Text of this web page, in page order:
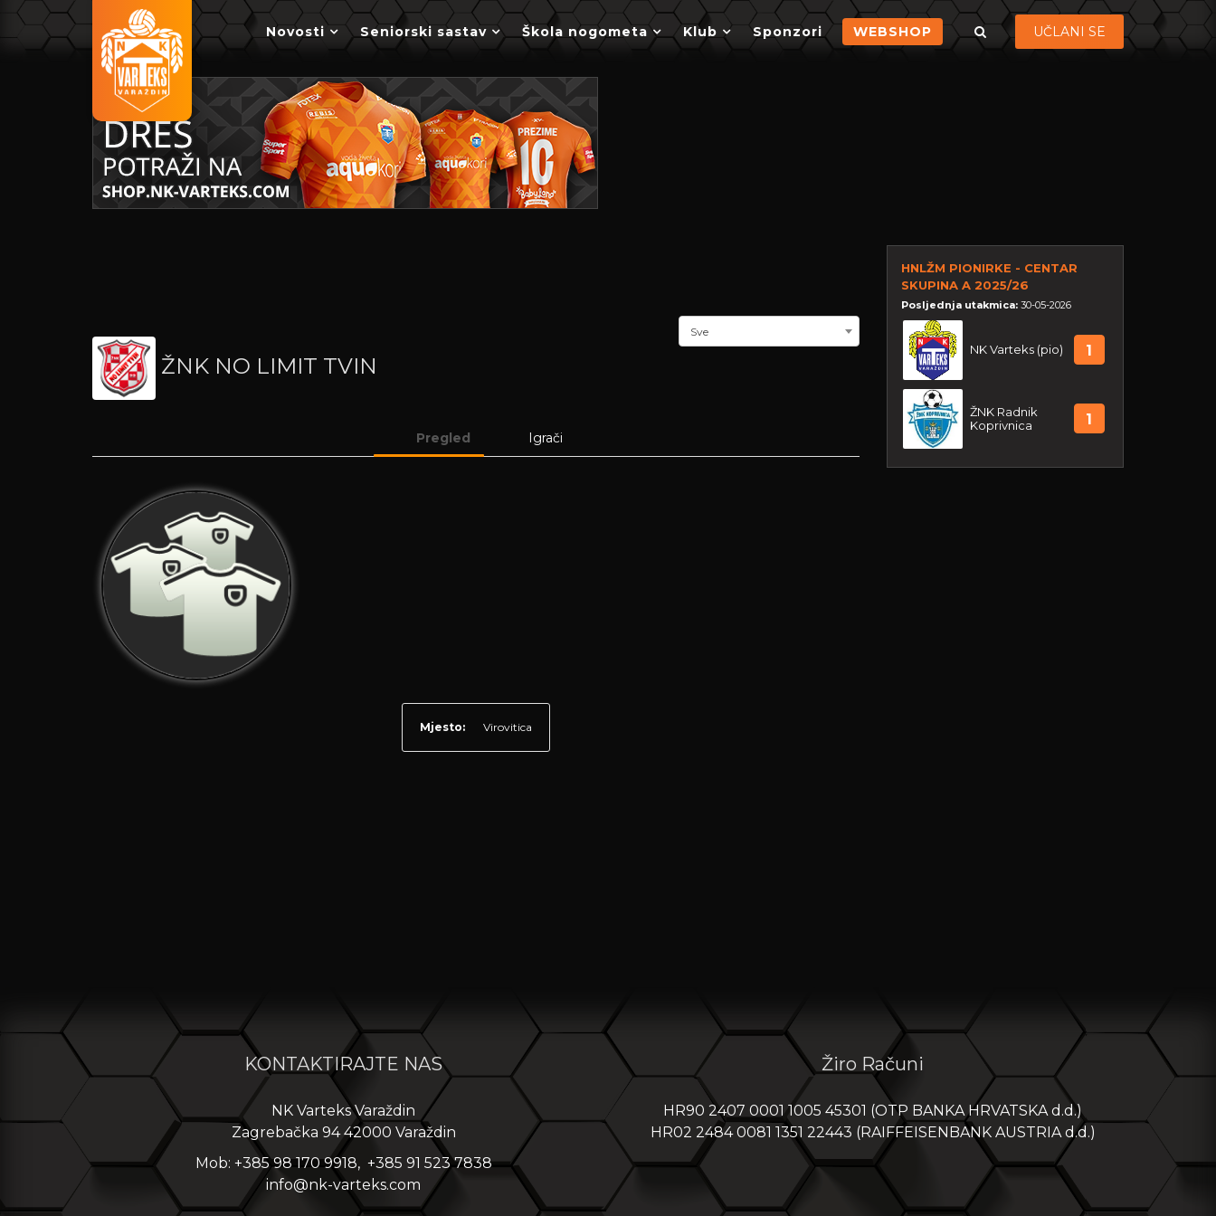
Novosti Seniorski sastav Škola nogometa Klub Sponzori WEBSHOP UČLANI SE
Sve
ŽNK NO LIMIT TVIN
Pregled Igrači
Mjesto: Virovitica
HNLŽM PIONIRKE - CENTAR
SKUPINA A 2025/26
Posljednja utakmica: 30-05-2026
NK Varteks (pio) 1
ŽNK Radnik
Koprivnica
1
KONTAKTIRAJTE NAS
NK Varteks Varaždin
Zagrebačka 94 42000 Varaždin
Mob: +385 98 170 9918, +385 91 523 7838
info@nk-varteks.com
Žiro Računi
HR90 2407 0001 1005 45301 (OTP BANKA HRVATSKA d.d.)
HR02 2484 0081 1351 22443 (RAIFFEISENBANK AUSTRIA d.d.)